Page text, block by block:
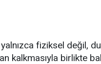
fiziksel değil,
kalkmasıyla birlikte